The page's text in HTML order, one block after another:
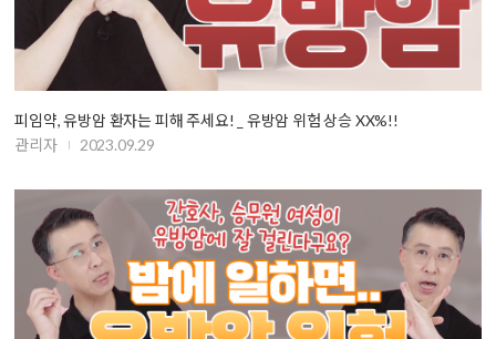
피임약, 유방암 환자는 피해 주세요! _ 유방암 위험 상승 XX%!!
관리자
2023.09.29